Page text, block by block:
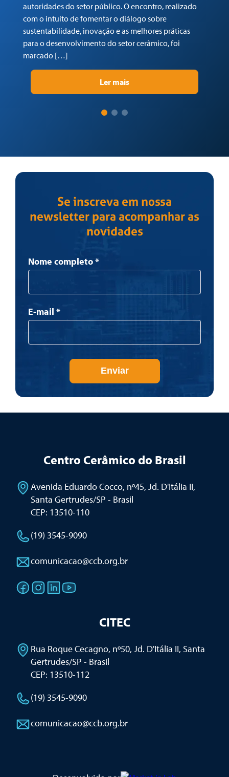
autoridades do setor público. O encontro, realizado
com o intuito de fomentar o diálogo sobre
sustentabilidade, inovação e as melhores práticas
para o desenvolvimento do setor cerâmico, foi
marcado […]
Ler mais
Se inscreva em nossa
newsletter para acompanhar as
novidades
Newsletter
Nome completo*
E-mail *
Enviar
Centro Cerâmico do Brasil
Avenida Eduardo Cocco, nº45, Jd. D'Itália II,
Santa Gertrudes/SP - Brasil
CEP: 13510-110
(19) 3545-9090
comunicacao@ccb.org.br
CITEC
Rua Roque Cecagno, nº50, Jd. D'Itália II, Santa
Gertrudes/SP - Brasil
CEP: 13510-112
(19) 3545-9090
comunicacao@ccb.org.br